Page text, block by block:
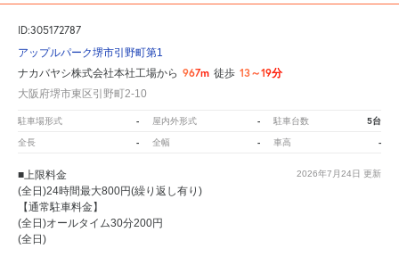
ID:305172787
アップルパーク堺市引野町第1
ナカバヤシ株式会社本社工場から 967m 徒歩 13～19分
大阪府堺市東区引野町2-10
駐車場形式 - 屋内外形式 - 駐車台数 5台
全長 - 全幅 - 車高 -
2026年7月24日 更新
■上限料金
(全日)24時間最大800円(繰り返し有り)
【通常駐車料金】
(全日)オールタイム30分200円
(全日)